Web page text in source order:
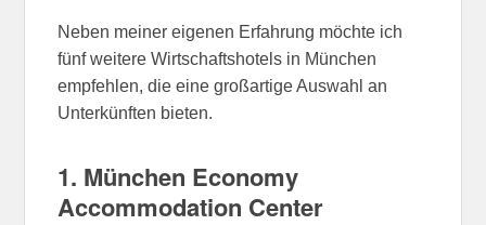
Neben meiner eigenen Erfahrung möchte ich
fünf weitere Wirtschaftshotels in München
empfehlen, die eine großartige Auswahl an
Unterkünften bieten.
1. München Economy
Accommodation Center